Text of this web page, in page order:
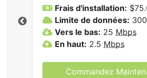
Frais d'installation:
Limite de données: 300
Vers le bas: 25 Mbps
En haut: 2.5 Mbps
Commandez